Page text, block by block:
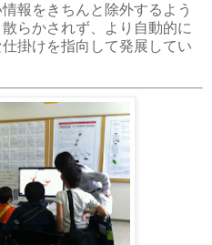
報をきちんと除外するよう
らかされず、より自動的に
掛けを指向して発展してい